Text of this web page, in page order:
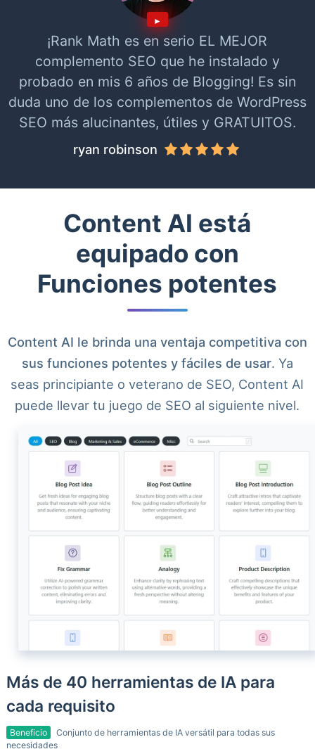
¡Rank Math es en serio EL MEJOR
complemento SEO que he instalado y
probado en mis 6 años de Blogging! Es sin
duda uno de los complementos de WordPress
SEO más alucinantes, útiles y GRATUITOS.
ryan robinson
Content AI está
equipado con
Funciones potentes
Content AI le brinda una ventaja competitiva con
sus funciones potentes y fáciles de usar. Ya
seas principiante o veterano de SEO, Content AI
puede llevar tu juego de SEO al siguiente nivel.
Más de 40 herramientas de IA para
cada requisito
Beneficio
Conjunto de herramientas de IA versátil para todas sus
necesidades